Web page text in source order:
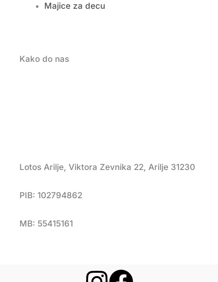
Majice za decu
Kako do nas
Lotos Arilje, Viktora Zevnika 22, Arilje 31230
PIB: 102794862
MB: 55415161